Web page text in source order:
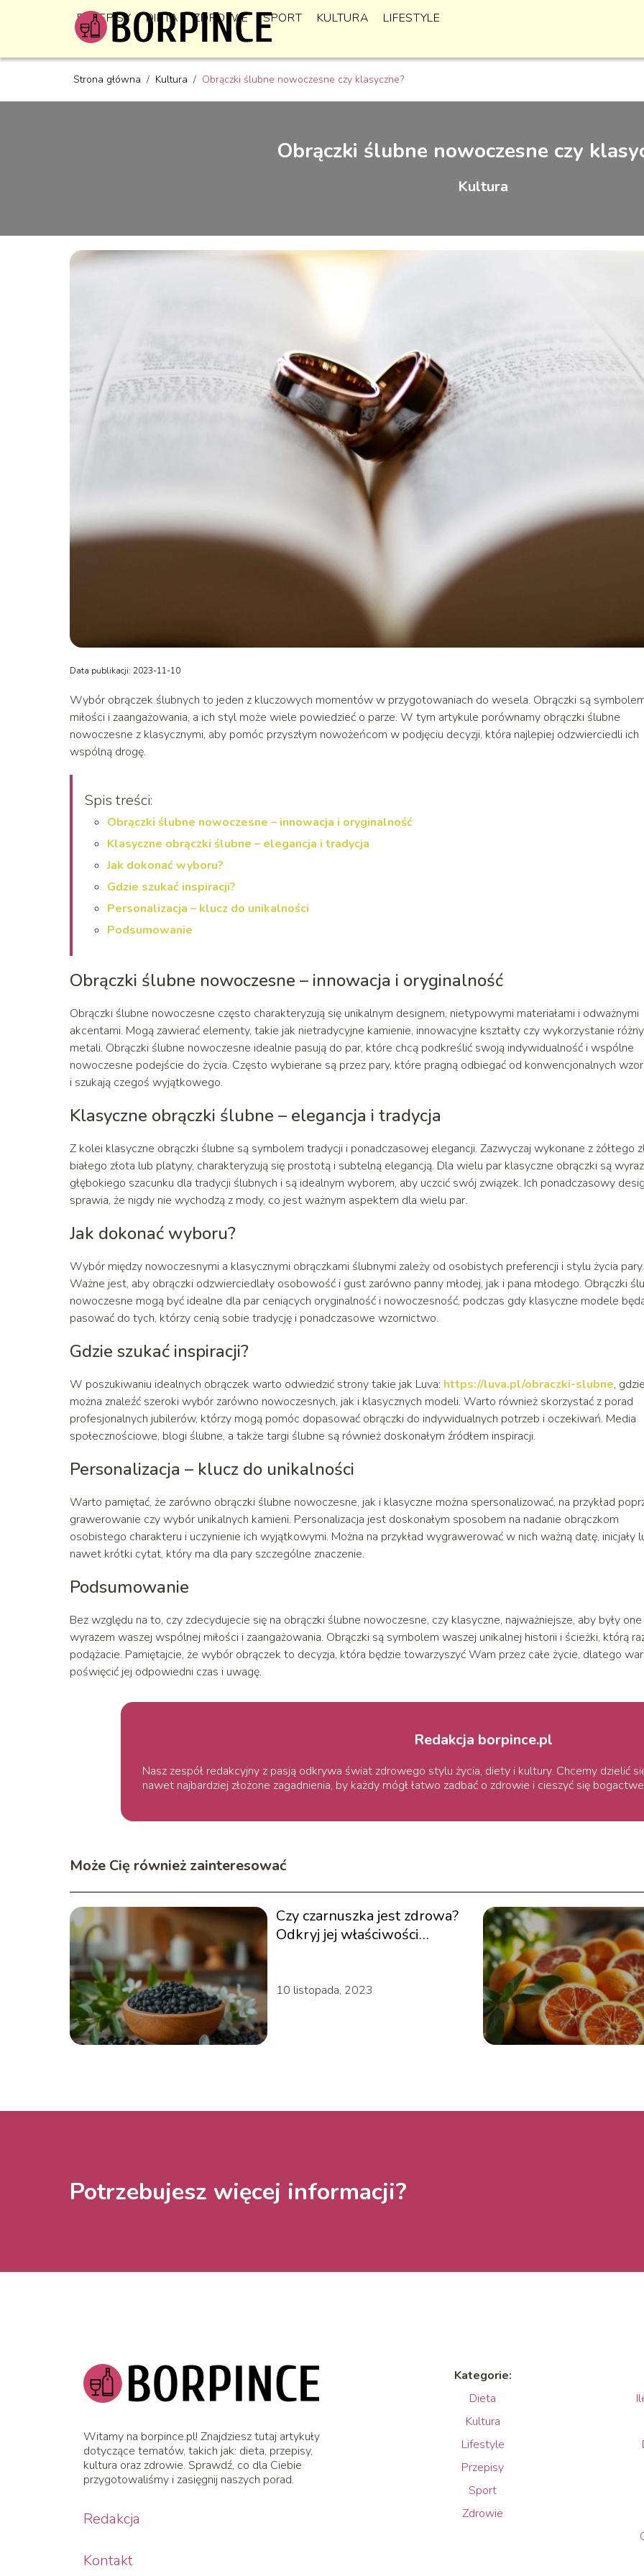
PRZEPISY DIETA ZDROWIE SPORT KULTURA LIFESTYLE
Strona główna / Kultura / Obrączki ślubne nowoczesne czy klasyczne?
Obrączki ślubne nowoczesne czy
Kultura
Data publikacji: 2023-11-10
Wybór obrączek ślubnych to jeden z kluczowych momentów w przygotowaniach do wesela. Obrączki są
miłości i zaangażowania, a ich styl może wiele powiedzieć o parze. W tym artykule porównamy obrączki ślubne
nowoczesne z klasycznymi, aby pomóc przyszłym nowożeńcom w podjęciu decyzji, która najlepiej odzwierciedli ich
wspólną drogę.
Spis treści:
Obrączki ślubne nowoczesne – innowacja i oryginalność
Klasyczne obrączki ślubne – elegancja i tradycja
Jak dokonać wyboru?
Gdzie szukać inspiracji?
Personalizacja – klucz do unikalności
Podsumowanie
Obrączki ślubne nowoczesne – innowacja i oryginalność
Obrączki ślubne nowoczesne często charakteryzują się unikalnym designem, nietypowymi materiałami i odważnymi
akcentami. Mogą zawierać elementy, takie jak nietradycyjne kamienie, innowacyjne kształty czy wykorzystanie
metali. Obrączki ślubne nowoczesne idealnie pasują do par, które chcą podkreślić swoją indywidualność i wspólne
nowoczesne podejście do życia. Często wybierane są przez pary, które pragną odbiegać od konwencjonalnych
i szukają czegoś wyjątkowego.
Klasyczne obrączki ślubne – elegancja i tradycja
Z kolei klasyczne obrączki ślubne są symbolem tradycji i ponadczasowej elegancji. Zazwyczaj wykonane z żółtego
białego złota lub platyny, charakteryzują się prostotą i subtelną elegancją. Dla wielu par klasyczne obrączki są
głębokiego szacunku dla tradycji ślubnych i są idealnym wyborem, aby uczcić swój związek. Ich ponadczasowy
sprawia, że nigdy nie wychodzą z mody, co jest ważnym aspektem dla wielu par.
Jak dokonać wyboru?
Wybór między nowoczesnymi a klasycznymi obrączkami ślubnymi zależy od osobistych preferencji i stylu życia pary.
Ważne jest, aby obrączki odzwierciedlały osobowość i gust zarówno panny młodej, jak i pana młodego. Obrączki
nowoczesne mogą być idealne dla par ceniących oryginalność i nowoczesność, podczas gdy klasyczne modele
pasować do tych, którzy cenią sobie tradycję i ponadczasowe wzornictwo.
Gdzie szukać inspiracji?
W poszukiwaniu idealnych obrączek warto odwiedzić strony takie jak Luva: https://luva.pl/obraczki-slubne,
można znaleźć szeroki wybór zarówno nowoczesnych, jak i klasycznych modeli. Warto również skorzystać z porad
profesjonalnych jubilerów, którzy mogą pomóc dopasować obrączki do indywidualnych potrzeb i oczekiwań. Media
społecznościowe, blogi ślubne, a także targi ślubne są również doskonałym źródłem inspiracji.
Personalizacja – klucz do unikalności
Warto pamiętać, że zarówno obrączki ślubne nowoczesne, jak i klasyczne można spersonalizować, na przykład
grawerowanie czy wybór unikalnych kamieni. Personalizacja jest doskonałym sposobem na nadanie obrączkom
osobistego charakteru i uczynienie ich wyjątkowymi. Można na przykład wygrawerować w nich ważną datę, inicjały
nawet krótki cytat, który ma dla pary szczególne znaczenie.
Podsumowanie
Bez względu na to, czy zdecydujecie się na obrączki ślubne nowoczesne, czy klasyczne, najważniejsze, aby były one
wyrazem waszej wspólnej miłości i zaangażowania. Obrączki są symbolem waszej unikalnej historii i ścieżki, którą
podążacie. Pamiętajcie, że wybór obrączek to decyzja, która będzie towarzyszyć Wam przez całe życie, dlatego
poświęcić jej odpowiedni czas i uwagę.
Redakcja borpince.pl
Nasz zespół redakcyjny z pasją odkrywa świat zdrowego stylu życia, diety i kultury. Chcemy dzielić
nawet najbardziej złożone zagadnienia, by każdy mógł łatwo zadbać o zdrowie i cieszyć się
Może Cię również zainteresować
Czy czarnuszka jest zdrowa?
Odkryj jej właściwości
10 listopada, 2023
Potrzebujesz więcej informacji?
Witamy na borpince.pl! Znajdziesz tutaj artykuły
dotyczące tematów, takich jak: dieta, przepisy,
kultura oraz zdrowie. Sprawdź, co dla Ciebie
przygotowaliśmy i zasięgnij naszych porad.
Redakcja
Kontakt
Kategorie:
Dieta
Kultura
Lifestyle
Przepisy
Sport
Zdrowie